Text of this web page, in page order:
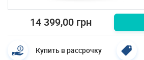
14 399,00 грн
Купить в рассрочку